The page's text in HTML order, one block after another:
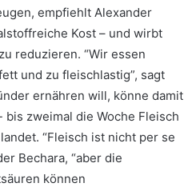
empfiehlt Alexander
Kost – und wirbt
reduzieren. “Wir essen
und zu fleischlastig”, sagt
ernähren will, könne damit
zweimal die Woche Fleisch
“Fleisch ist nicht per se
Bechara, “aber die
können